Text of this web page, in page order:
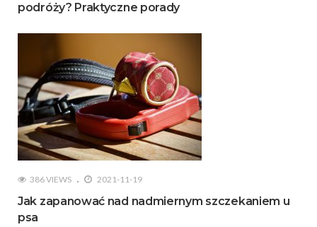
podróży? Praktyczne porady
386 VIEWS 2021-11-19
Jak zapanować nad nadmiernym szczekaniem u
psa